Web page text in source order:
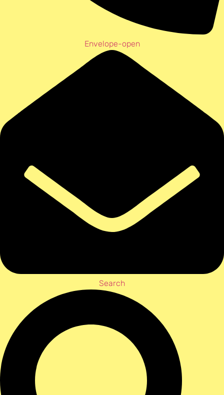
Envelope-open
Search